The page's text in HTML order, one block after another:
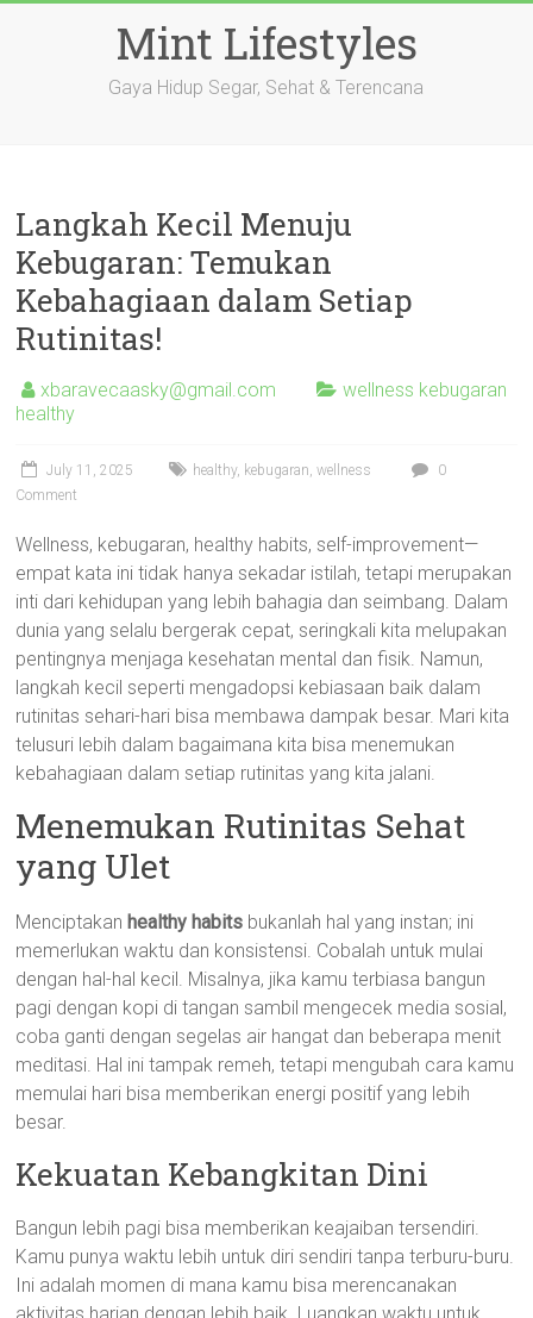
Mint Lifestyles
Gaya Hidup Segar, Sehat & Terencana
Langkah Kecil Menuju
Kebugaran: Temukan
Kebahagiaan dalam Setiap
Rutinitas!
xbaravecaasky@gmail.com
wellness kebugaran
healthy
July 11, 2025 healthy, kebugaran,wellness
0
Comment
Wellness, kebugaran, healthy habits, self-improvement—
empat kata ini tidak hanya sekadar istilah, tetapi merupakan
inti dari kehidupan yang lebih bahagia dan seimbang. Dalam
dunia yang selalu bergerak cepat, seringkali kita melupakan
pentingnya menjaga kesehatan mental dan fisik. Namun,
langkah kecil seperti mengadopsi kebiasaan baik dalam
rutinitas sehari-hari bisa membawa dampak besar. Mari kita
telusuri lebih dalam bagaimana kita bisa menemukan
kebahagiaan dalam setiap rutinitas yang kita jalani.
Menemukan Rutinitas Sehat
yang Ulet
Menciptakan healthy habits bukanlah hal yang instan; ini
memerlukan waktu dan konsistensi. Cobalah untuk mulai
dengan hal-hal kecil. Misalnya, jika kamu terbiasa bangun
pagi dengan kopi di tangan sambil mengecek media sosial,
coba ganti dengan segelas air hangat dan beberapa menit
meditasi. Hal ini tampak remeh, tetapi mengubah cara kamu
memulai hari bisa memberikan energi positif yang lebih
besar.
Kekuatan Kebangkitan Dini
Bangun lebih pagi bisa memberikan keajaiban tersendiri.
Kamu punya waktu lebih untuk diri sendiri tanpa terburu-buru.
Ini adalah momen di mana kamu bisa merencanakan